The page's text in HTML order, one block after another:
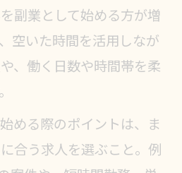
副業として始める方が増
空いた時間を活用しなが
、働く日数や時間帯を柔
める際のポイントは、ま
合う求人を選ぶこと。例